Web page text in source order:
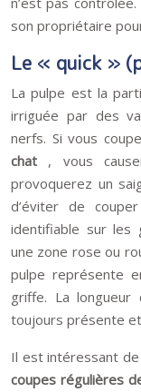
son propriétaire
Le « quick »
La pulpe est la
irriguée par des
nerfs. Si vous
chat , vous
provoquerez un
d’éviter de
identifiable sur les
une zone rose ou
pulpe représente
griffe. La
toujours présente
Il est intéressant
coupes régulières